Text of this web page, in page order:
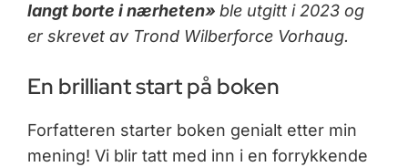
langt borte i nærheten» ble utgitt i 2023 og
er skrevet av Trond Wilberforce Vorhaug.
En brilliant start på boken
Forfatteren starter boken genialt etter min
mening! Vi blir tatt med inn i en forrykkende